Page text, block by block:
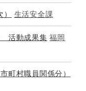
生活安全課
活動成果集 福岡
町村職員関係分）